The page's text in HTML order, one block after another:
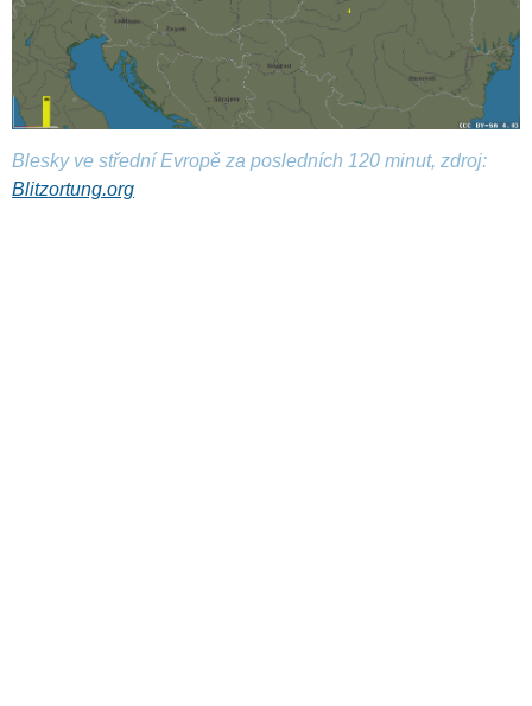
Blesky ve střední Evropě za posledních 120 minut, zdroj:
Blitzortung.org